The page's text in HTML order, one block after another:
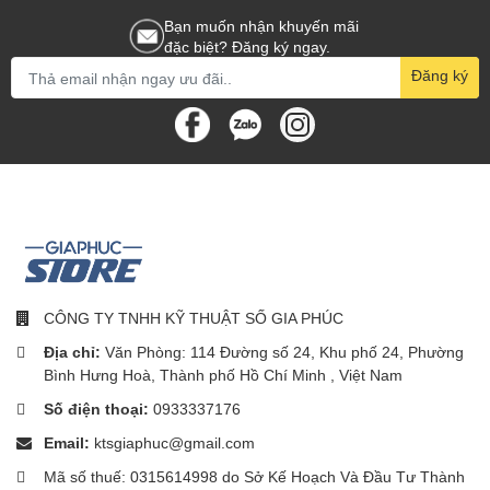
Không chỉ giúp bạn sáng tạo qua các ứng dụng vẽ trên nền tảng
số, Apple Pencil còn là công cụ hữu ích, giúp bạn dễ dàng ghi
chép trên iPad như một cuốn sổ. Bạn cũng có thể dễ dàng chỉnh
sửa tài liệu với chiếc bút này.
Bạn muốn nhận khuyến mãi
đặc biệt? Đăng ký ngay.
Đăng ký
CÔNG TY TNHH KỸ THUẬT SỐ GIA PHÚC
Địa chỉ: Văn Phòng: 114 Đường số 24, Khu phố 24, Phường
Bình Hưng Hoà, Thành phố Hồ Chí Minh , Việt Nam
Số điện thoại: 0933337176
Email: ktsgiaphuc@gmail.com
Mã số thuế: 0315614998 do Sở Kế Hoạch Và Đầu Tư Thành